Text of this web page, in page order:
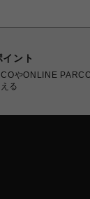
ント
やONLINE
る